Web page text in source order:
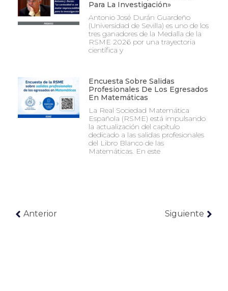
Para La Investigación»
Antonio José Durán Guardeño
(Universidad de Sevilla) es uno de los
tres ganadores de la Medalla de la
RSME 2026 por una trayectoria
científica y
Encuesta Sobre Salidas
Profesionales De Los Egresados
En Matemáticas
La Real Sociedad Matemática
Española (RSME) está impulsando
la actualización del capítulo
dedicado a las salidas profesionales
del Libro Blanco de las
Matemáticas. En este
Anterior Siguiente